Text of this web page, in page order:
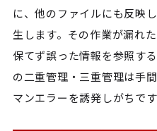
に、他のファイルにも反映
生します。その作業が漏れ
保てず誤った情報を参照す
の二重管理・三重管理は手
マンエラーを誘発しがちです